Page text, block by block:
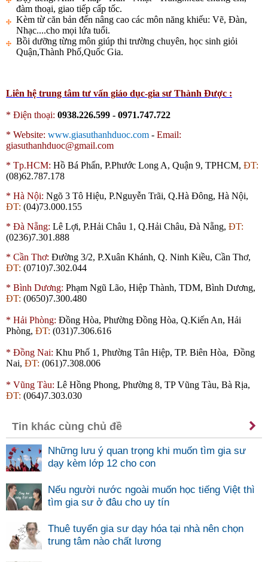
đàm thoại, giao tiếp cấp tốc.
Kèm từ căn bản đến nâng cao các môn năng khiếu: Vẽ, Đàn,
Nhạc....cho mọi lứa tuổi.
Bồi dưỡng từng môn giúp thi trường chuyên, học sinh giỏi
Quận,Thành Phố,Quốc Gia.
Liên hệ trung tâm tư vấn giáo dục-gia sư Thành Được :
* Điện thoại: 0938.226.599 - 0971.747.722
* Website: www.giasuthanhduoc.com - Email:
giasuthanhduoc@gmail.com
* Tp.HCM: Hồ Bá Phấn, P.Phước Long A, Quận 9, TPHCM, ĐT:
(08)62.787.178
* Hà Nội: Ngõ 3 Tô Hiệu, P.Nguyễn Trãi, Q.Hà Đông, Hà Nội,
ĐT: (04)73.000.155
* Đà Nẵng: Lê Lợi, P.Hải Châu 1, Q.Hải Châu, Đà Nẵng, ĐT:
(0236)7.301.888
* Cần Thơ: Đường 3/2, P.Xuân Khánh, Q. Ninh Kiều, Cần Thơ,
ĐT: (0710)7.302.044
* Bình Dương: Phạm Ngũ Lão, Hiệp Thành, TDM, Bình Dương,
ĐT: (0650)7.300.480
* Hải Phòng: Đồng Hòa, Phường Đồng Hòa, Q.Kiến An, Hải
Phòng, ĐT: (031)7.306.616
* Đồng Nai: Khu Phố 1, Phường Tân Hiệp, TP. Biên Hòa, Đồng
Nai, ĐT: (061)7.308.006
* Vũng Tàu: Lê Hồng Phong, Phường 8, TP Vũng Tàu, Bà Rịa,
ĐT: (064)7.303.030
Tin khác cùng chủ đề
Những lưu ý quan trọng khi muốn tìm gia sư
dạy kèm lớp 12 cho con
Nếu người nước ngoài muốn học tiếng Việt thì
tìm gia sư ở đâu cho uy tín
Thuê tuyển gia sư dạy hóa tại nhà nên chọn
trung tâm nào chất lương